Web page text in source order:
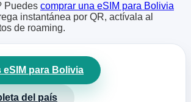
Puedes comprar una eSIM para Bolivia
instantánea por QR, actívala al
de roaming.
eSIM para Bolivia
del país